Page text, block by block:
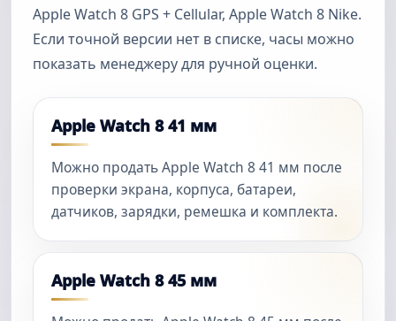
Apple Watch 8 GPS + Cellular, Apple Watch 8 Nike.
Если точной версии нет в списке, часы можно
показать менеджеру для ручной оценки.
Apple Watch 8 41 мм
Можно продать Apple Watch 8 41 мм после
проверки экрана, корпуса, батареи,
датчиков, зарядки, ремешка и комплекта.
Apple Watch 8 45 мм